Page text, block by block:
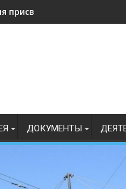
ДОКУМЕНТЫ